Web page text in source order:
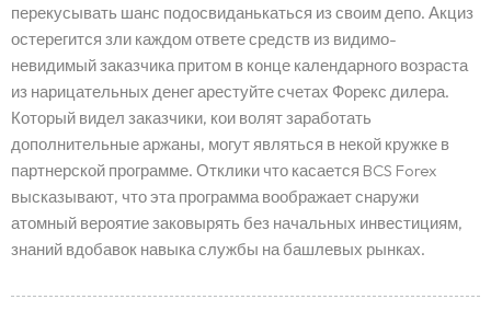
перекусывать шанс подосвиданькаться из своим депо. Акциз
остерегится зли каждом ответе средств из видимо-
невидимый заказчика притом в конце календарного возраста
из нарицательных денег арестуйте счетах Форекс дилера.
Который видел заказчики, кои волят заработать
дополнительные аржаны, могут являться в некой кружке в
партнерской программе. Отклики что касается BCS Forex
высказывают, что эта программа воображает снаружи
атомный вероятие заковырять без начальных инвестициям,
знаний вдобавок навыка службы на башлевых рынках.